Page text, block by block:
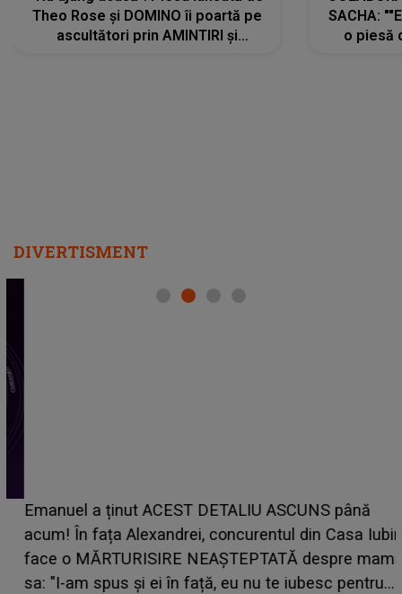
Theo Rose și DOMINO îi poartă pe
ascultători prin AMINTIRI și
SACHA:
o piesă
DIVERTISMENT
Emanuel a ținut ACEST DETALIU ASCUNS până
acum! În fața Alexandrei, concurentul din Casa Iubirii
face o MĂRTURISIRE NEAȘTEPTATĂ despre mama
sa: "I-am spus și ei în față, eu nu te iubesc pentru